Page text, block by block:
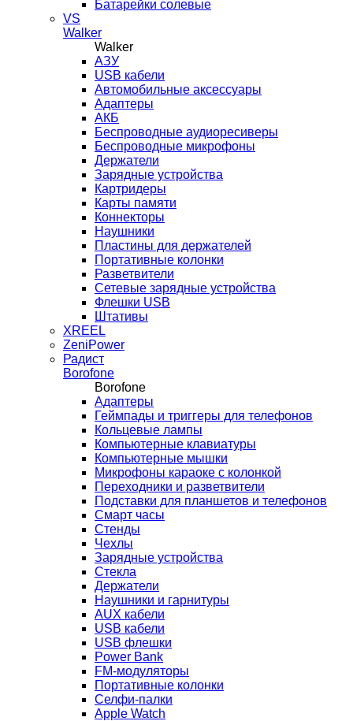
Батарейки солевые
VS
Walker
Walker
AЗУ
USB кабели
Автомобильные аксессуары
Адаптеры
АКБ
Беспроводные аудиоресиверы
Беспроводные микрофоны
Держатели
Зарядные устройства
Картридеры
Карты памяти
Коннекторы
Наушники
Пластины для держателей
Портативные колонки
Разветвители
Сетевые зарядные устройства
Флешки USB
Штативы
XREEL
ZeniPower
Радист
Borofone
Borofone
Адаптеры
Геймпады и триггеры для телефонов
Кольцевые лампы
Компьютерные клавиатуры
Компьютерные мышки
Микрофоны караоке с колонкой
Переходники и разветвители
Подставки для планшетов и телефонов
Смарт часы
Стенды
Чехлы
Зарядные устройства
Стекла
Держатели
Наушники и гарнитуры
AUX кабели
USB кабели
USB флешки
Power Bank
FM-модуляторы
Портативные колонки
Селфи-палки
Apple Watch